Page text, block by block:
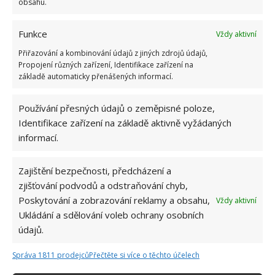
obsahu.
Funkce
Vždy aktivní
Přiřazování a kombinování údajů z jiných zdrojů údajů,
Propojení různých zařízení, Identifikace zařízení na
základě automaticky přenášených informací.
Používání přesných údajů o zeměpisné poloze,
Identifikace zařízení na základě aktivně vyžádaných
informací.
Zajištění bezpečnosti, předcházení a
zjišťování podvodů a odstraňování chyb,
Poskytování a zobrazování reklamy a obsahu,
Ukládání a sdělování voleb ochrany osobních
údajů.
Vždy aktivní
Správa 1811 prodejcůPřečtěte si více o těchto účelech
SOUVISEJÍCÍ ČLÁNKY
v paměti
Kvíz à la maturita z českého jazyka a literatury:
Kdo získá 10/10 bodů, ten může být pyšný